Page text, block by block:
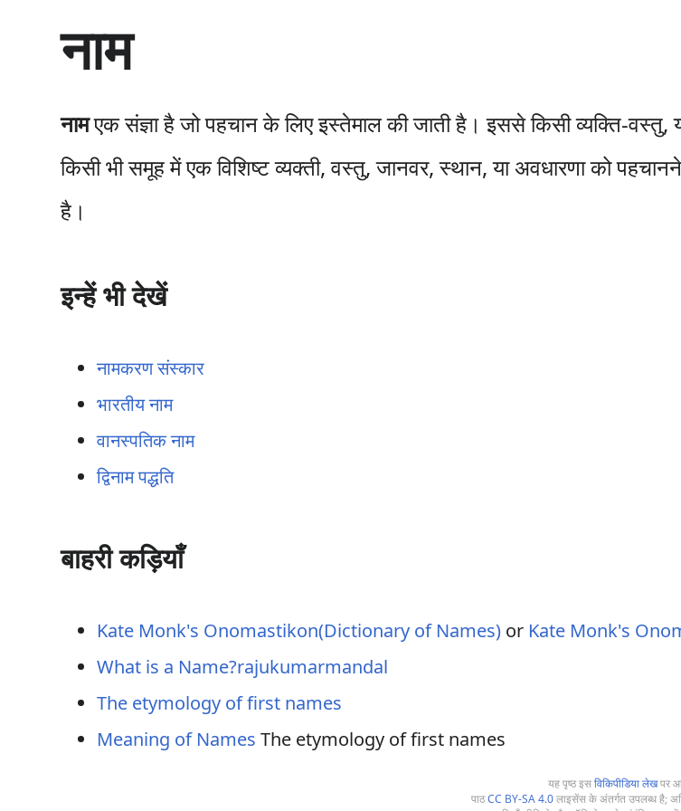
म
ग्री
एँ
नाम
नामएक संज्ञा है जो पहचान के लिए इस्तेमाल की जाती है। इससे किसी व्यक्ति-वस्तु,
किसी भी समूह में एक विशिष्ट व्यक्ती, वस्तु, जानवर, स्थान, या अवधारणा को
है।
इन्हें भी देखें
नामकरण संस्कार
भारतीय नाम
वानस्पतिक नाम
द्विनाम पद्धति
बाहरी कड़ियाँ
Kate Monk's Onomastikon(Dictionary of Names) or Kate Monk's
What is a Name?rajukumarmandal
The etymology of first names
Meaning of Names The etymology of first names
यह पृष्ठ इसविकिपीडिया लेखपर
पाठCC BY-SA 4.0लाइसेंस के अंतर्गत उपलब्ध है;